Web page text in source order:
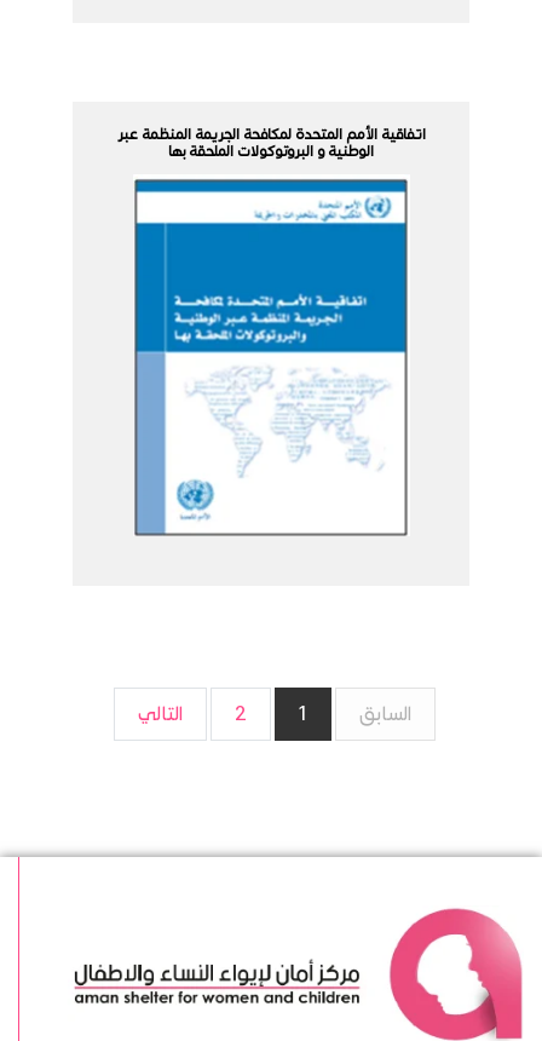
اتفاقية الأمم المتحدة لمكافحة الجريمة المنظمة عبر
الوطنية و البروتوكولات الملحقة بها
السابق 1
2 التالي